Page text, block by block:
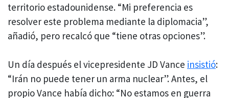
territorio estadounidense. “Mi preferencia es
resolver este problema mediante la diplomacia”,
añadió, pero recalcó que “tiene otras opciones”.
Un día después el vicepresidente JD Vance insistió:
“Irán no puede tener un arma nuclear”. Antes, el
propio Vance había dicho: “No estamos en guerra